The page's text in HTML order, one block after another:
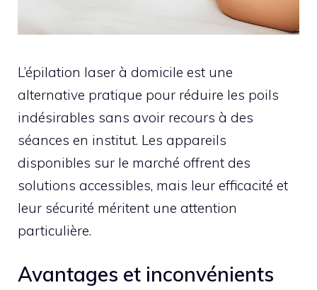
L’épilation laser à domicile est une
alternative pratique pour réduire les poils
indésirables sans avoir recours à des
séances en institut. Les appareils
disponibles sur le marché offrent des
solutions accessibles, mais leur efficacité et
leur sécurité méritent une attention
particulière.
Avantages et inconvénients